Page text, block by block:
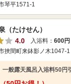
琴平1571-1
（たけせん）
4.0
入浴料： 600円
挾間町来鉢影ノ木1047-1
一般露天風呂入浴料50円